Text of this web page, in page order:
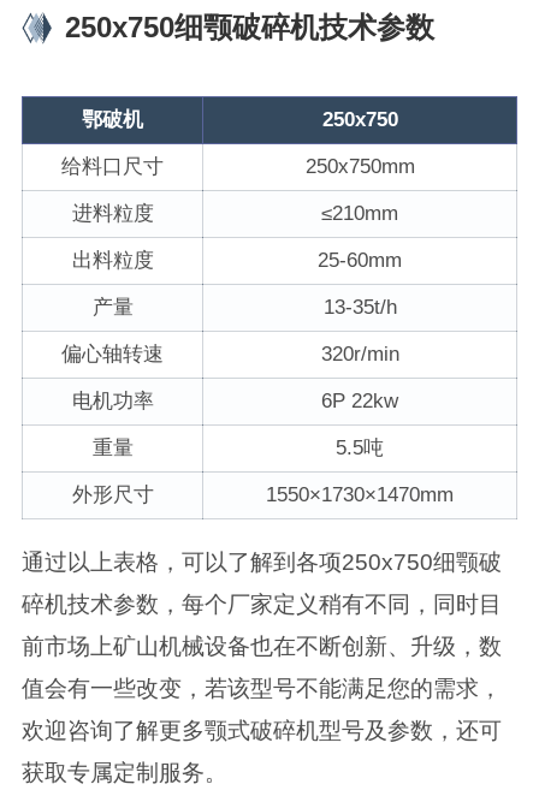
250x750细颚破碎机技术参数
鄂破机 250x750
给料口尺寸 250x750mm
进料粒度 ≤210mm
出料粒度 25-60mm
产量 13-35t/h
偏心轴转速 320r/min
电机功率 6P 22kw
重量 5.5吨
外形尺寸 1550×1730×1470mm
通过以上表格，可以了解到各项250x750细颚破
碎机技术参数，每个厂家定义稍有不同，同时目
前市场上矿山机械设备也在不断创新、升级，数
值会有一些改变，若该型号不能满足您的需求，
欢迎咨询了解更多颚式破碎机型号及参数，还可
获取专属定制服务。